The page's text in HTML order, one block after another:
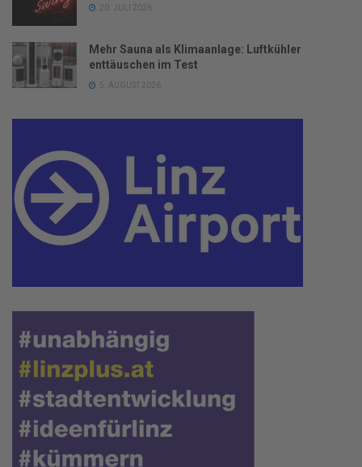
20. JULI 2026
Mehr Sauna als Klimaanlage: Luftkühler
enttäuschen im Test
5. AUGUST 2026